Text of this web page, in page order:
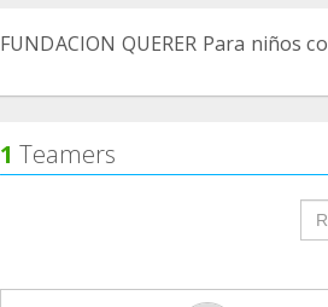
FUNDACION QUERER Para niños
1 Teamers